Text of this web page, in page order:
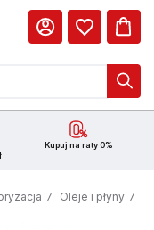
Kupuj na raty 0%
Oleje i płyny